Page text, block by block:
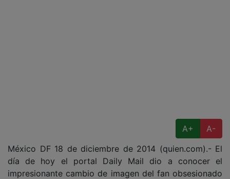
A+
A-
México DF 18 de diciembre de 2014 (quien.com).- El
día de hoy el portal Daily Mail dio a conocer el
impresionante cambio de imagen del fan obsesionado